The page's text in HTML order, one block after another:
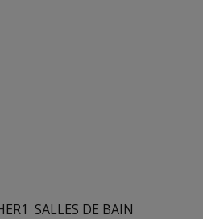
1 SALLES DE BAIN